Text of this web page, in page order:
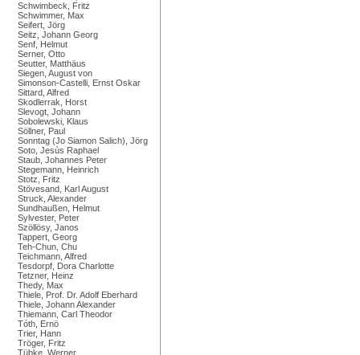
Schwimbeck, Fritz
Schwimmer, Max
Seifert, Jörg
Seitz, Johann Georg
Senf, Helmut
Serner, Otto
Seutter, Matthäus
Siegen, August von
Simonson-Castelli, Ernst Oskar
Sittard, Alfred
Skodlerrak, Horst
Slevogt, Johann
Sobolewski, Klaus
Söllner, Paul
Sonntag (Jo Siamon Salich), Jörg
Soto, Jesús Raphael
Staub, Johannes Peter
Stegemann, Heinrich
Stotz, Fritz
Stövesand, Karl August
Struck, Alexander
Sundhaußen, Helmut
Sylvester, Peter
Szöllösy, Janos
Tappert, Georg
Teh-Chun, Chu
Teichmann, Alfred
Tesdorpf, Dora Charlotte
Tetzner, Heinz
Thedy, Max
Thiele, Prof. Dr. Adolf Eberhard
Thiele, Johann Alexander
Thiemann, Carl Theodor
Tóth, Ernö
Trier, Hann
Tröger, Fritz
Tübke, Werner